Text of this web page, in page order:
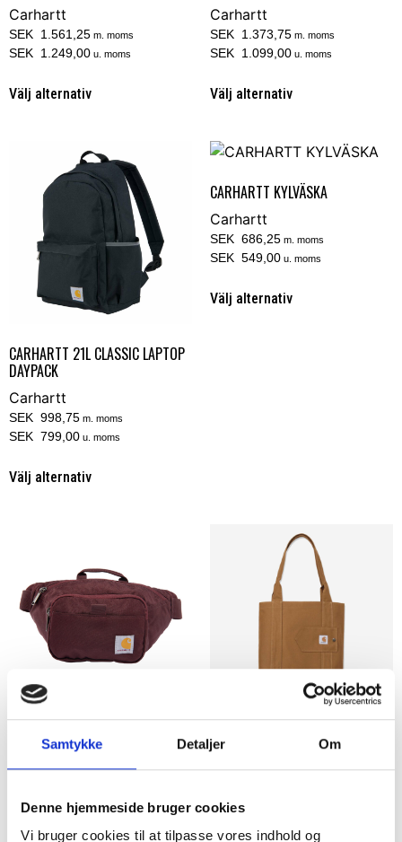
Samtykke Detaljer Om
Denne hjemmeside bruger cookies
Vi bruger cookies til at tilpasse vores indhold og
Carhartt
SEK 1.561,25 m. moms
SEK 1.249,00 u. moms
Välj alternativ
Carhartt
SEK 1.373,75 m. moms
SEK 1.099,00 u. moms
Välj alternativ
CARHARTT 21L CLASSIC LAPTOP
DAYPACK
Carhartt
SEK 998,75 m. moms
SEK 799,00 u. moms
Välj alternativ
CARHARTT KYLVÄSKA
Carhartt
SEK 686,25 m. moms
SEK 549,00 u. moms
Välj alternativ
CARHARTT WAIST PACK
Carhartt
SEK 579,00u. moms
Carhartt axelväska
SEK 699,00